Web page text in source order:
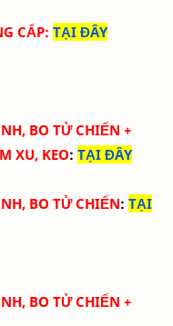
CẤP: TẠI ĐÂY
BO TỬ CHIẾN +
XU, KEO: TẠI ĐÂY
BO TỬ CHIẾN: TẠI
BO TỬ CHIẾN +